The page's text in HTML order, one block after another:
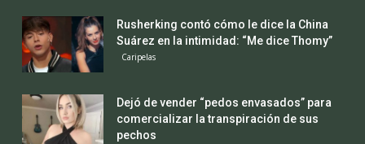
Rusherking contó cómo le dice la China
Suárez en la intimidad: “Me dice Thomy”
Caripelas
Dejó de vender “pedos envasados” para
comercializar la transpiración de sus
pechos